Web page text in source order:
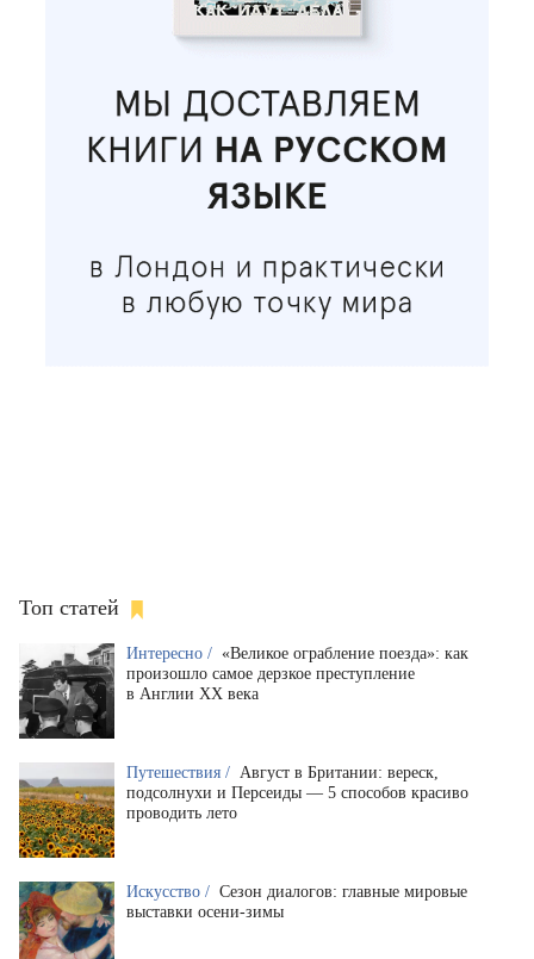
Топ статей
Интересно / «Великое ограбление поезда»: как
произошло самое дерзкое преступление
в Англии XX века
Путешествия / Август в Британии: вереск,
подсолнухи и Персеиды — 5 способов красиво
проводить лето
Искусство / Сезон диалогов: главные мировые
выставки осени-зимы